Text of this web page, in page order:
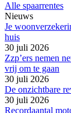
Alle spaarrentes
Nieuws
Je
huis
30 juli 2026
Zzp’ers nemen
vrij om te gaan
30 juli 2026
De onzichtbare
30 juli 2026
Recordaantal